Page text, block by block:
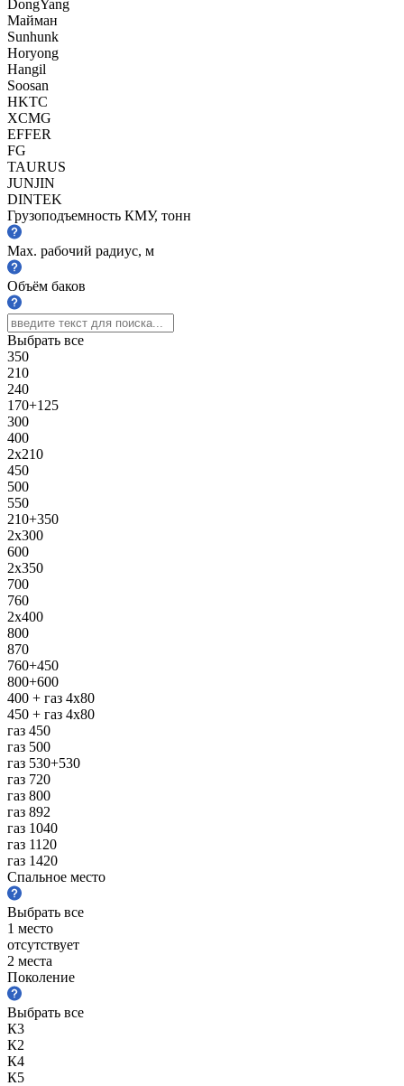
DongYang
Майман
Sunhunk
Horyong
Hangil
Soosan
HKTC
XCMG
EFFER
FG
TAURUS
JUNJIN
DINTEK
Грузоподъемность КМУ, тонн
Max. рабочий радиус, м
Объём баков
Выбрать все
350
210
240
170+125
300
400
2х210
450
500
550
210+350
2х300
600
2х350
700
760
2х400
800
870
760+450
800+600
400 + газ 4х80
450 + газ 4х80
газ 450
газ 500
газ 530+530
газ 720
газ 800
газ 892
газ 1040
газ 1120
газ 1420
Спальное место
Выбрать все
1 место
отсутствует
2 места
Поколение
Выбрать все
К3
К2
К4
К5